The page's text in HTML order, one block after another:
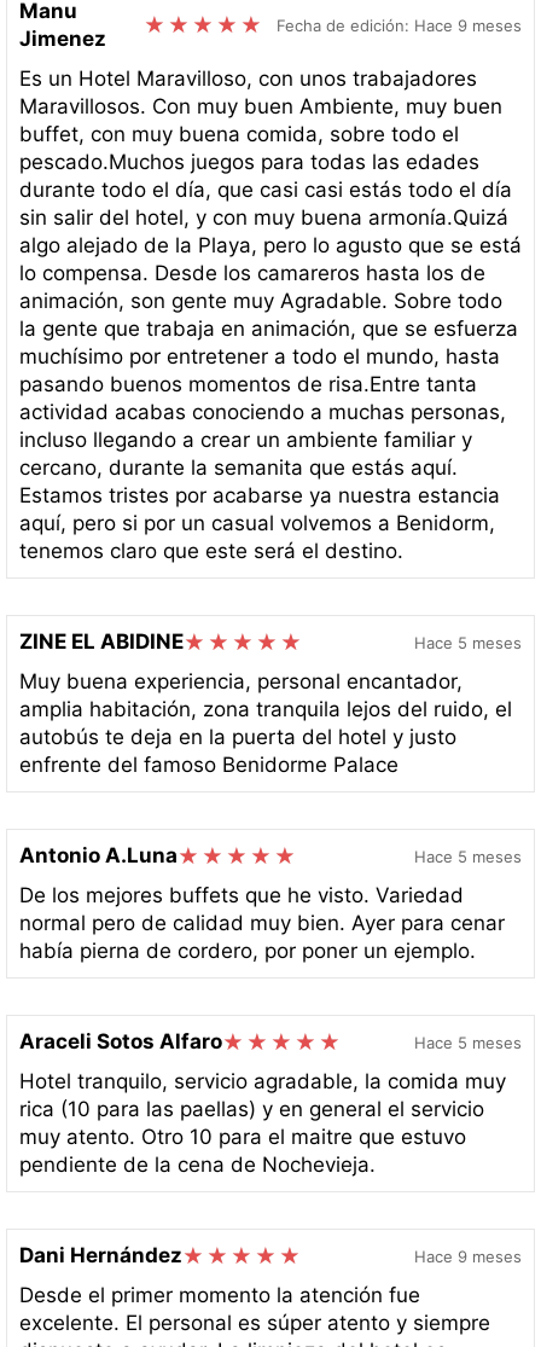
Manu
Jimenez
Fecha de edición: Hace 9 meses
Es un Hotel Maravilloso, con unos trabajadores
Maravillosos. Con muy buen Ambiente, muy buen
buffet, con muy buena comida, sobre todo el
pescado.Muchos juegos para todas las edades
durante todo el día, que casi casi estás todo el día
sin salir del hotel, y con muy buena armonía.Quizá
algo alejado de la Playa, pero lo agusto que se está
lo compensa. Desde los camareros hasta los de
animación, son gente muy Agradable. Sobre todo
la gente que trabaja en animación, que se esfuerza
muchísimo por entretener a todo el mundo, hasta
pasando buenos momentos de risa.Entre tanta
actividad acabas conociendo a muchas personas,
incluso llegando a crear un ambiente familiar y
cercano, durante la semanita que estás aquí.
Estamos tristes por acabarse ya nuestra estancia
aquí, pero si por un casual volvemos a Benidorm,
tenemos claro que este será el destino.
ZINE EL ABIDINE Hace 5 meses
Muy buena experiencia, personal encantador,
amplia habitación, zona tranquila lejos del ruido, el
autobús te deja en la puerta del hotel y justo
enfrente del famoso Benidorme Palace
Antonio A.Luna Hace 5 meses
De los mejores buffets que he visto. Variedad
normal pero de calidad muy bien. Ayer para cenar
había pierna de cordero, por poner un ejemplo.
Araceli Sotos Alfaro Hace 5 meses
Hotel tranquilo, servicio agradable, la comida muy
rica (10 para las paellas) y en general el servicio
muy atento. Otro 10 para el maitre que estuvo
pendiente de la cena de Nochevieja.
Dani Hernández Hace 9 meses
Desde el primer momento la atención fue
excelente. El personal es súper atento y siempre